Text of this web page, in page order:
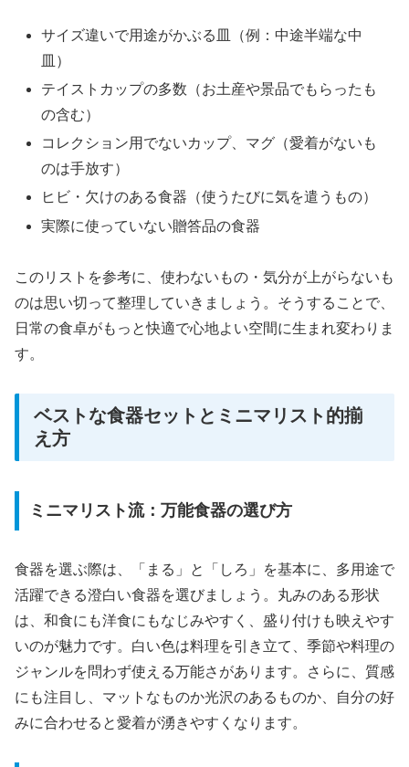
サイズ違いで用途がかぶる皿（例：中途半端な中
皿）
テイストカップの多数（お土産や景品でもらったも
の含む）
コレクション用でないカップ、マグ（愛着がないも
のは手放す）
ヒビ・欠けのある食器（使うたびに気を遣うもの）
実際に使っていない贈答品の食器
このリストを参考に、使わないもの・気分が上がらないも
のは思い切って整理していきましょう。そうすることで、
日常の食卓がもっと快適で心地よい空間に生まれ変わりま
す。
ベストな食器セットとミニマリスト的揃
え方
ミニマリスト流：万能食器の選び方
食器を選ぶ際は、「まる」と「しろ」を基本に、多用途で
活躍できる澄白い食器を選びましょう。丸みのある形状
は、和食にも洋食にもなじみやすく、盛り付けも映えやす
いのが魅力です。白い色は料理を引き立て、季節や料理の
ジャンルを問わず使える万能さがあります。さらに、質感
にも注目し、マットなものか光沢のあるものか、自分の好
みに合わせると愛着が湧きやすくなります。